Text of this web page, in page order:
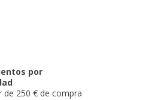
por
de 250 € de compra